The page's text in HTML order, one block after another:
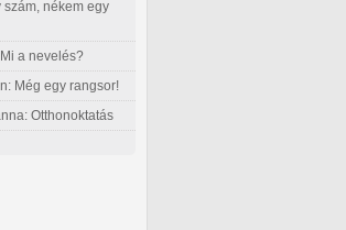
szám, nékem egy
a nevelés?
Még egy rangsor!
Otthonoktatás